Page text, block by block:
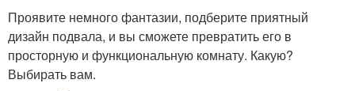
Проявите немного фантазии, подберите приятный
дизайн подвала, и вы сможете превратить его в
просторную и функциональную комнату. Какую?
Выбирать вам.